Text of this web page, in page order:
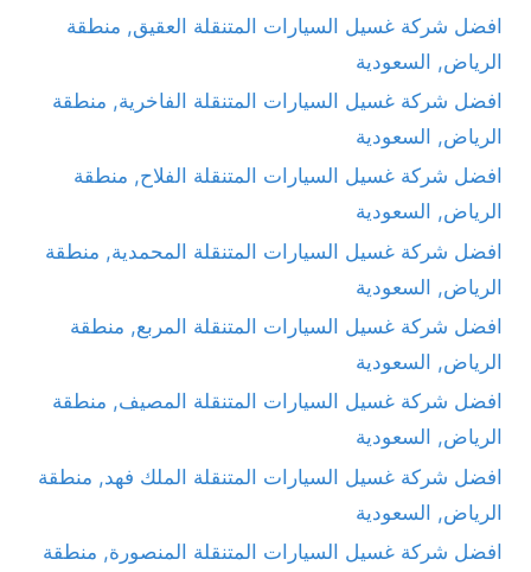
افضل شركة غسيل السيارات المتنقلة العقيق, منطقة
الرياض, السعودية
افضل شركة غسيل السيارات المتنقلة الفاخرية, منطقة
الرياض, السعودية
افضل شركة غسيل السيارات المتنقلة الفلاح, منطقة
الرياض, السعودية
افضل شركة غسيل السيارات المتنقلة المحمدية, منطقة
الرياض, السعودية
افضل شركة غسيل السيارات المتنقلة المربع, منطقة
الرياض, السعودية
افضل شركة غسيل السيارات المتنقلة المصيف, منطقة
الرياض, السعودية
افضل شركة غسيل السيارات المتنقلة الملك فهد, منطقة
الرياض, السعودية
افضل شركة غسيل السيارات المتنقلة المنصورة, منطقة